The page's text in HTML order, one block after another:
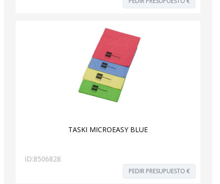
TASKI MICROEASY BLUE
ID:8506828
PEDIR PRESUPUESTO €